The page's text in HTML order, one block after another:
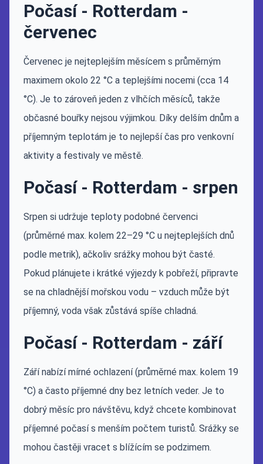
Počasí - Rotterdam -
červenec
Červenec je nejteplejším měsícem s průměrným
maximem okolo 22 °C a teplejšími nocemi (cca 14
°C). Je to zároveň jeden z vlhčích měsíců, takže
občasné bouřky nejsou výjimkou. Díky delším dnům a
příjemným teplotám je to nejlepší čas pro venkovní
aktivity a festivaly ve městě.
Počasí - Rotterdam - srpen
Srpen si udržuje teploty podobné červenci
(průměrné max. kolem 22–29 °C u nejteplejších dnů
podle metrik), ačkoliv srážky mohou být časté.
Pokud plánujete i krátké výjezdy k pobřeží, připravte
se na chladnější mořskou vodu – vzduch může být
příjemný, voda však zůstává spíše chladná.
Počasí - Rotterdam - září
Září nabízí mírné ochlazení (průměrné max. kolem 19
°C) a často příjemné dny bez letních veder. Je to
dobrý měsíc pro návštěvu, když chcete kombinovat
příjemné počasí s menším počtem turistů. Srážky se
mohou častěji vracet s blížícím se podzimem.